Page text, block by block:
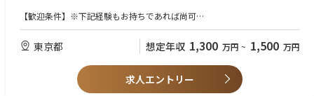
ャ・処理方式の検討などの上流工程
・ITプロジェクト全体のマネジメント
・設計書、テスト計画、移行計画など成果物のレビュー
※基本設計～移行までの開発工程は、富士通などのシステム会社と協業し
ながら進めています。
(海外戦略室課長は海外戦略室長へレポート、海外戦略室長はM&A担当役
員へレポート)
アソシエイト：上記サポート業務
■投資分野
・ベンチャー、金融以外の幅広い業界をカバレッジ
・投資対象は国内企業のみ
■投資先候補の目安
【歓迎条件】※下記経験もお持ちであれば尚可
■戦略コンサルティングファーム業務且つM&A関連業務（財務モデリング
スキル、キャッシュフロープロジェクション作成等）
東京都 想定年収 1,300 万円 ~ 1,500 万円
求人エントリー